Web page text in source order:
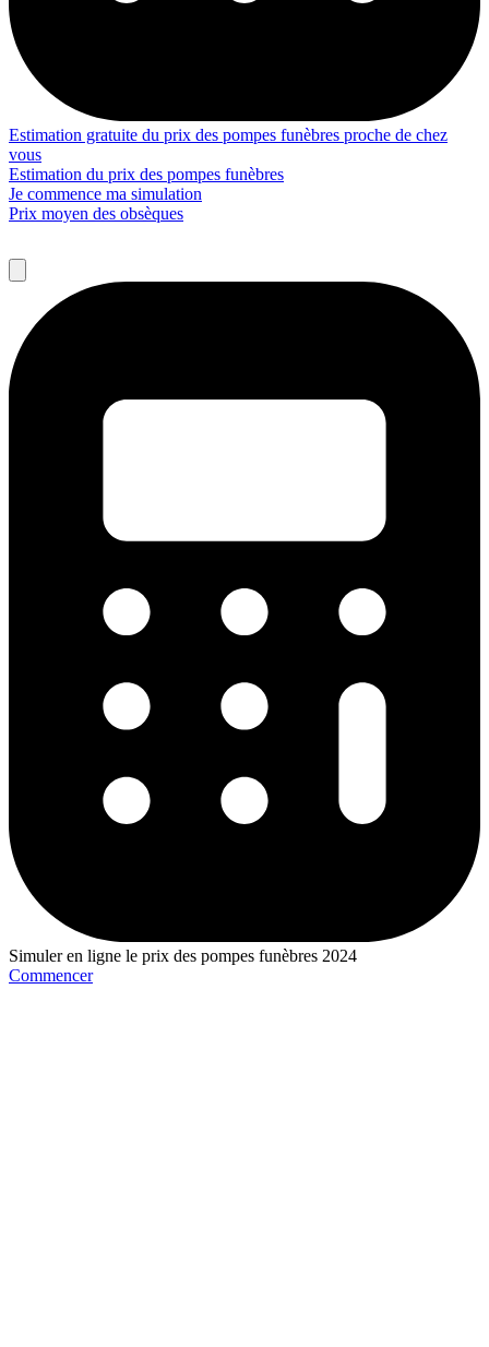
Estimation gratuite du prix des pompes funèbres proche de chez
vous
Estimation du prix des pompes funèbres
Je commence ma simulation
Prix moyen des obsèques
Simuler en ligne le prix des pompes funèbres 2024
Commencer